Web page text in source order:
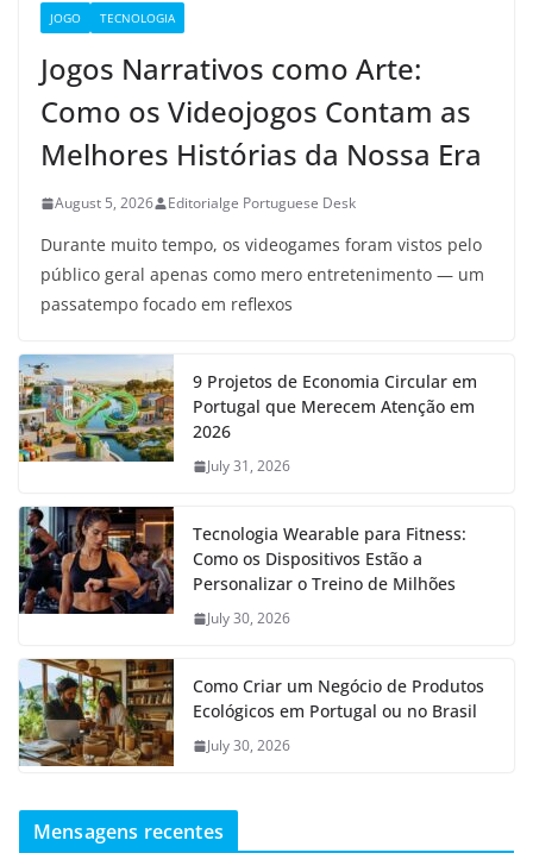
JOGO TECNOLOGIA
Jogos Narrativos como Arte:
Como os Videojogos Contam as
Melhores Histórias da Nossa Era
August 5, 2026 Editorialge Portuguese Desk
Durante muito tempo, os videogames foram vistos pelo
público geral apenas como mero entretenimento — um
passatempo focado em reflexos
9 Projetos de Economia Circular em
Portugal que Merecem Atenção em
2026
July 31, 2026
Tecnologia Wearable para Fitness:
Como os Dispositivos Estão a
Personalizar o Treino de Milhões
July 30, 2026
Como Criar um Negócio de Produtos
Ecológicos em Portugal ou no Brasil
July 30, 2026
Mensagens recentes